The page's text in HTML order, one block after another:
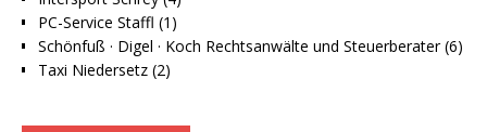
PC-Service Staffl (1)
Schönfuß · Digel · Koch Rechtsanwälte und Steuerberater (6)
Taxi Niedersetz (2)